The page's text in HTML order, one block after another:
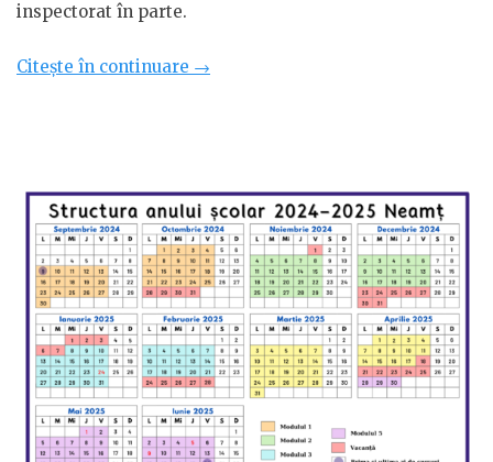
inspectorat în parte.
Citește în continuare „Structura
Tulcea”
→